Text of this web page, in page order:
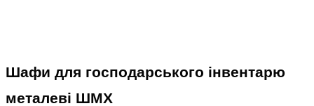
Шафи для господарського інвентарю
металеві ШМХ